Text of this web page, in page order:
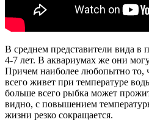
В среднем представители вида в
4-7 лет. В аквариумах же они
Причем наиболее любопытно то,
всего живет при температуре
больше всего рыбка может
видно, с повышением
жизни резко сокращается.